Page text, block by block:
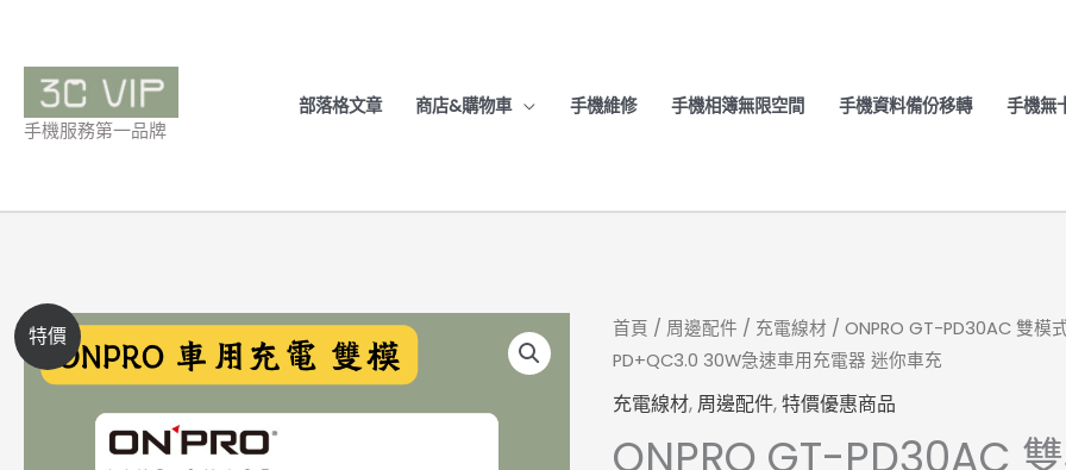
手機服務第一品牌
部落格文章 商店&購物車 手機維修 手機相簿無限空間 手機資料備份移轉 手機無
特價 首頁 / 周邊配件 / 充電線材 / ONPRO GT-PD30AC 雙模
PD+QC3.0 30W急速車用充電器 迷你車充
充電線材,周邊配件,特價優惠商品
ONPRO GT-PD30AC
原
始
價
目
前
價
ONPRO
GT-
PD30AC